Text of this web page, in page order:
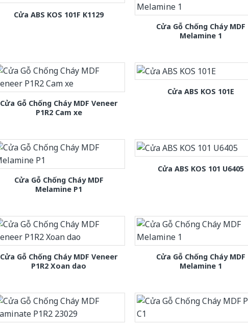
Cửa ABS KOS 101F K1129
Cửa Gỗ Chống Cháy MDF
Melamine 1
Cửa Gỗ Chống Cháy MDF Veneer
P1R2 Cam xe
Cửa ABS KOS 101E
Cửa Gỗ Chống Cháy MDF
Melamine P1
Cửa ABS KOS 101 U6405
Cửa Gỗ Chống Cháy MDF Veneer
P1R2 Xoan dao
Cửa Gỗ Chống Cháy MDF
Melamine 1